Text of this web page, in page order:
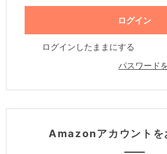
ログインしたままにする
パスワード
Amazonアカウントを